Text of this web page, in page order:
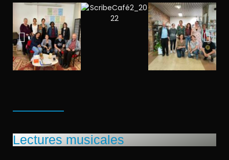
Lectures musicales